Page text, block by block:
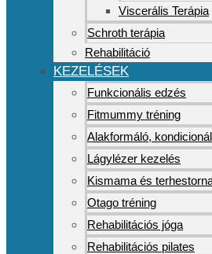
Viscerális Terápia
Schroth terápia
Rehabilitáció
KEZELÉSEK
Funkcionális edzés
Fitmummy tréning
Alakformáló,
Lágylézer kezelés
Kismama és
Otago tréning
Rehabilitációs jóga
Rehabilitációs pilates